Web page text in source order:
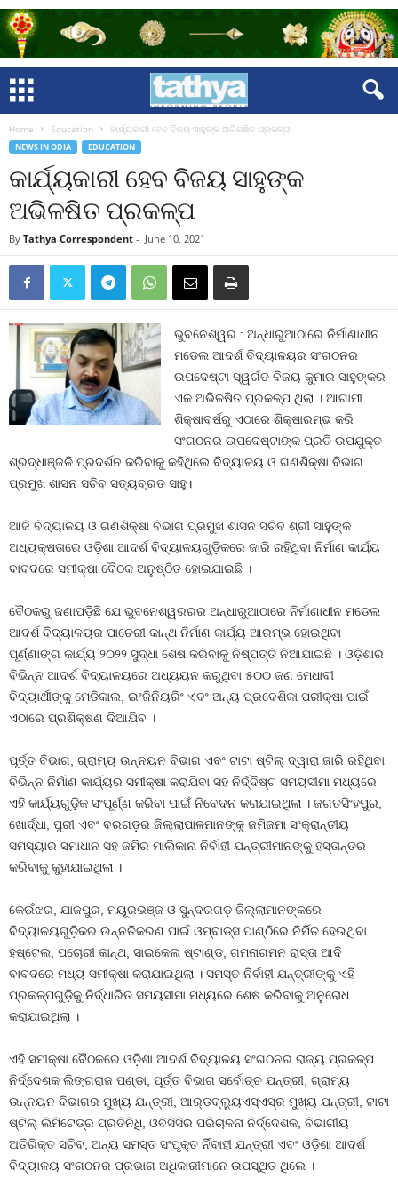
Home Education କାର୍ଯ୍ୟକାରୀ ହେବ ବିଜୟ ସାହୁଙ୍କ ଅଭିଳଷିତ ପ୍ରକଳ୍ପ
NEWS IN ODIA EDUCATION
କାର୍ଯ୍ୟକାରୀ ହେବ ବିଜୟ ସାହୁଙ୍କ
ଅଭିଳଷିତ ପ୍ରକଳ୍ପ
By Tathya Correspondent - June 10, 2021
ଭୁବନେଶ୍ୱର : ଅନ୍ଧାରୁଆଠାରେ ନିର୍ମାଣାଧୀନ
ମଡେଲ ଆଦର୍ଶ ବିଦ୍ୟାଳୟର ସଂଗଠନର
ଉପଦେଷ୍ଟା ସ୍ୱର୍ଗତ ବିଜୟ କୁମାର ସାହୁଙ୍କର
ଏକ ଅଭିଳଷିତ ପ୍ରକଳ୍ପ ଥିଲା । ଆଗାମୀ
ଶିକ୍ଷାବର୍ଷରୁ ଏଠାରେ ଶିକ୍ଷାରମ୍ଭ କରି
ସଂଗଠନର ଉପଦେଷ୍ଟାଙ୍କ ପ୍ରତି ଉପଯୁକ୍ତ
ଶ୍ରଦ୍ଧାଞ୍ଜଳି ପ୍ରଦର୍ଶନ କରିବାକୁ କହିଥିଲେ ବିଦ୍ୟାଳୟ ଓ ଗଣଶିକ୍ଷା ବିଭାଗ
ପ୍ରମୁଖ ଶାସନ ସଚିବ ସତ୍ୟବ୍ରତ ସାହୁ।
ଆଜି ବିଦ୍ୟାଳୟ ଓ ଗଣଶିକ୍ଷା ବିଭାଗ ପ୍ରମୁଖ ଶାସନ ସଚିବ ଶ୍ରୀ ସାହୁଙ୍କ
ଅଧ୍ୟକ୍ଷତାରେ ଓଡ଼ିଶା ଆଦର୍ଶ ବିଦ୍ୟାଳୟଗୁଡ଼ିକରେ ଜାରି ରହିଥିବା ନିର୍ମାଣ କାର୍ଯ୍ୟ
ବାବଦରେ ସମୀକ୍ଷା ବୈଠକ ଅନୁଷ୍ଠିତ ହୋଇଯାଇଛି ।
ବୈଠକରୁ ଜଣାପଡ଼ିଛି ଯେ ଭୁବନେଶ୍ୱରରର ଅନ୍ଧାରୁଆଠାରେ ନିର୍ମାଣାଧୀନ ମଡେଲ
ଆଦର୍ଶ ବିଦ୍ୟାଳୟର ପାଚେରୀ କାନ୍ଥ ନିର୍ମାଣ କାର୍ଯ୍ୟ ଆରମ୍ଭ ହୋଇଥିବା
ପୂର୍ଣ୍ଣାଙ୍ଗ କାର୍ଯ୍ୟ ୨୦୨୨ ସୁଦ୍ଧା ଶେଷ କରିବାକୁ ନିଷ୍ପତ୍ତି ନିଆଯାଇଛି । ଓଡ଼ିଶାର
ବିଭିନ୍ନ ଆଦର୍ଶ ବିଦ୍ୟାଳୟରେ ଅଧ୍ୟୟନ କରୁଥିବା ୫୦୦ ଜଣ ମେଧାବୀ
ବିଦ୍ୟାର୍ଥୀଙ୍କୁ ମେଡିକାଲ, ଇଂଜିନିୟରିଂ ଏବଂ ଅନ୍ୟ ପ୍ରବେଶିକା ପରୀକ୍ଷା ପାଇଁ
ଏଠାରେ ପ୍ରଶିକ୍ଷଣ ଦିଆଯିବ ।
ପୂର୍ତ୍ତ ବିଭାଗ, ଗ୍ରାମ୍ୟ ଉନ୍ନୟନ ବିଭାଗ ଏବଂ ଟାଟା ଷ୍ଟିଲ୍‌ ଦ୍ୱାରା ଜାରି ରହିଥିବା
ବିଭିନ୍ନ ନିର୍ମାଣ କାର୍ଯ୍ୟର ସମୀକ୍ଷା କରାଯିବା ସହ ନିର୍ଦ୍ଦିଷ୍ଟ ସମୟସୀମା ମଧ୍ୟରେ
ଏହି କାର୍ଯ୍ୟଗୁଡ଼ିକ ସଂପୂର୍ଣ୍ଣ କରିବା ପାଇଁ ନିବେଦନ କରାଯାଇଥିଲା । ଜଗତସିଂହପୁର,
ଖୋର୍ଦ୍ଧା, ପୁରୀ ଏବଂ ବରଗଡ଼ର ଜିଲ୍ଲାପାଳମାନଙ୍କୁ ଜମିଜମା ସଂକ୍ରାନ୍ତୀୟ
ସମସ୍ୟାର ସମାଧାନ ସହ ଜମିର ମାଲିକାନା ନିର୍ବାହୀ ଯନ୍ତ୍ରୀମାନଙ୍କୁ ହସ୍ତାନ୍ତର
କରିବାକୁ କୁହାଯାଇଥିଲା ।
କେଉଁଝର, ଯାଜପୁର, ମୟୂରଭଞ୍ଜ ଓ ସୁନ୍ଦରଗଡ଼ ଜିଲ୍ଲାମାନଙ୍କରେ
ବିଦ୍ୟାଳୟଗୁଡ଼ିକର ଉନ୍ନତିକରଣ ପାଇଁ ଓମ୍‌ବାଡ୍‌ସ ପାଣ୍ଠିରେ ନିର୍ମିତ ହେଉଥିବା
ହଷ୍ଟେଲ, ପଚୋରୀ କାନ୍ଥ, ସାଇକେଲ ଷ୍ଟାଣ୍ଡ, ଗମନାଗମନ ରାସ୍ତା ଆଦି
ବାବଦରେ ମଧ୍ୟ ସମୀକ୍ଷା କରାଯାଇଥିଲା । ସମସ୍ତ ନିର୍ବାହୀ ଯନ୍ତ୍ରୀଙ୍କୁ ଏହି
ପ୍ରକଳ୍ପଗୁଡ଼ିକୁ ନିର୍ଦ୍ଧାରିତ ସମୟସୀମା ମଧ୍ୟରେ ଶେଷ କରିବାକୁ ଅନୁରୋଧ
କରାଯାଇଥିଲା ।
ଏହି ସମୀକ୍ଷା ବୈଠକରେ ଓଡ଼ିଶା ଆଦର୍ଶ ବିଦ୍ୟାଳୟ ସଂଗଠନର ରାଜ୍ୟ ପ୍ରକଳ୍ପ
ନିର୍ଦ୍ଦେଶକ ଲିଙ୍ଗରାଜ ପଣ୍ଡା, ପୂର୍ତ୍ତ ବିଭାଗ ସର୍ବୋଚ୍ଚ ଯନ୍ତ୍ରୀ, ଗ୍ରାମ୍ୟ
ଉନ୍ନୟନ ବିଭାଗର ମୁଖ୍ୟ ଯନ୍ତ୍ରୀ, ଆର୍‌ଡବ୍ଲୁ୍ୟଏସ୍‌ଏସ୍‌ର ମୁଖ୍ୟ ଯନ୍ତ୍ରୀ, ଟାଟା
ଷ୍ଟିଲ୍‌ ଲିମିଟେଡ୍‌ର ପ୍ରତିନିଧି, ଓବିସିସିର ପରିଚାଳନା ନିର୍ଦ୍ଦେଶକ, ବିଭାଗୀୟ
ଅତିରିକ୍ତ ସଚିବ, ଅନ୍ୟ ସମସ୍ତ ସଂପୃକ୍ତ ର୍ନିବାହୀ ଯନ୍ତ୍ରୀ ଏବଂ ଓଡ଼ିଶା ଆଦର୍ଶ
ବିଦ୍ୟାଳୟ ସଂଗଠନର ପ୍ରଭାଗ ଅଧିକାରୀମାନେ ଉପସ୍ଥିତ ଥିଲେ ।